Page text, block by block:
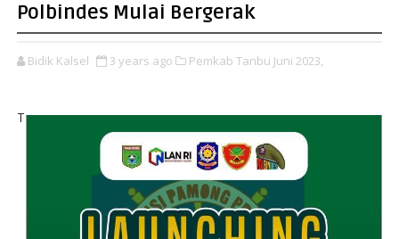
Polbindes Mulai Bergerak
Bidik Kalsel 3 years ago Pemkab Tanbu Juni 2023,
T